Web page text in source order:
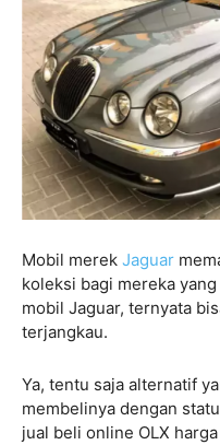
Mobil merek Jaguar
koleksi bagi mereka
mobil Jaguar, ternyata
terjangkau.
Ya, tentu saja alternatif
membelinya dengan
jual beli online OLX